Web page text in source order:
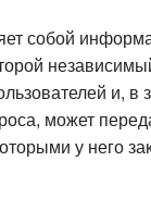
собой
и, в
может
у него